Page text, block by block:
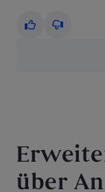
Yes No
über